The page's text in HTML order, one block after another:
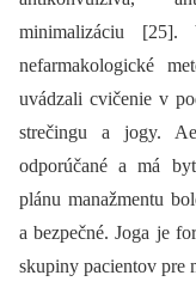
minimalizáciu
nefarmakologické
uvádzali cvičenie v
strečingu a jogy.
odporúčané a má
plánu manažmentu
a bezpečné. Joga je
skupiny pacientov pre